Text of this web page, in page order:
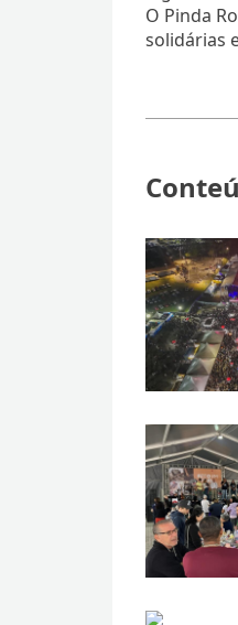
O Pinda
solidárias